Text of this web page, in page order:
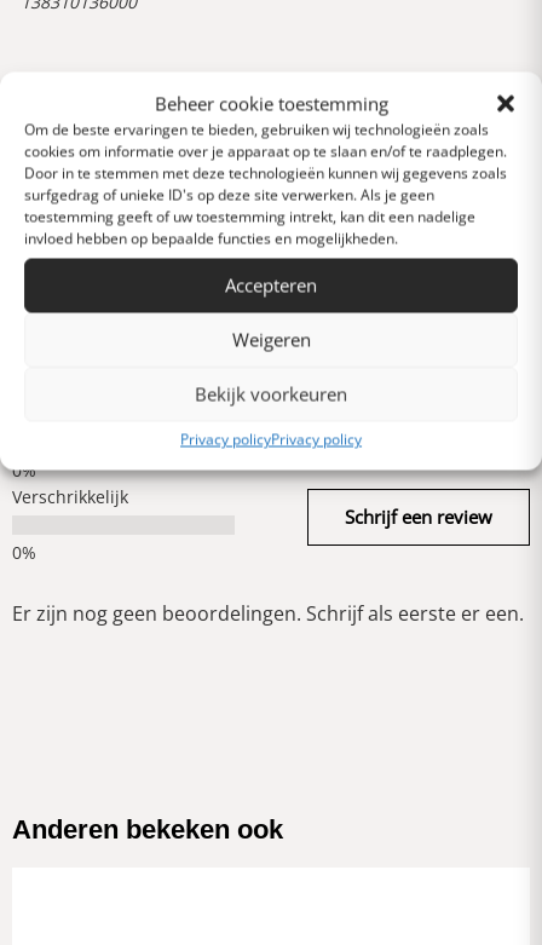
Beheer cookie toestemming
Om de beste ervaringen te bieden, gebruiken wij technologieën zoals
cookies om informatie over je apparaat op te slaan en/of te raadplegen.
Door in te stemmen met deze technologieën kunnen wij gegevens zoals
surfgedrag of unieke ID's op deze site verwerken. Als je geen
toestemming geeft of uw toestemming intrekt, kan dit een nadelige
invloed hebben op bepaalde functies en mogelijkheden.
Accepteren
Weigeren
Bekijk voorkeuren
Privacy policyPrivacy policy
0 van 5 sterren (op
basis van 0 reviews)
Uitstekend
Heel goed
Verschrikkelijk
Schrijf een review
Er zijn nog geen beoordelingen. Schrijf als eerste er een.
Anderen bekeken ook